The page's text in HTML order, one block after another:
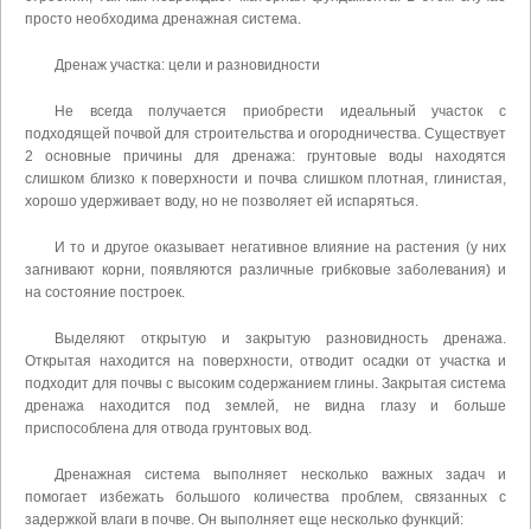
просто необходима дренажная система.
Дренаж участка: цели и разновидности
Не всегда получается приобрести идеальный участок с
подходящей почвой для строительства и огородничества. Существует
2 основные причины для дренажа: грунтовые воды находятся
слишком близко к поверхности и почва слишком плотная, глинистая,
хорошо удерживает воду, но не позволяет ей испаряться.
И то и другое оказывает негативное влияние на растения (у них
загнивают корни, появляются различные грибковые заболевания) и
на состояние построек.
Выделяют открытую и закрытую разновидность дренажа.
Открытая находится на поверхности, отводит осадки от участка и
подходит для почвы с высоким содержанием глины. Закрытая система
дренажа находится под землей, не видна глазу и больше
приспособлена для отвода грунтовых вод.
Дренажная система выполняет несколько важных задач и
помогает избежать большого количества проблем, связанных с
задержкой влаги в почве. Он выполняет еще несколько функций: